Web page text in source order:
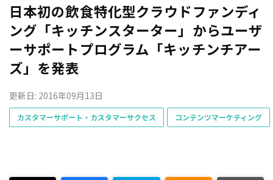
日本初の飲食特化型クラウドファンディ
ング「キッチンスターター」からユーザ
ーサポートプログラム「キッチンチアー
ズ」を発表
更新日: 2016年09月13日
カスタマーサポート・カスタマーサクセス コンテンツマーケティング